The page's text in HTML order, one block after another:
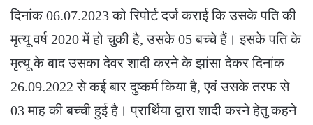
दिनांक 06.07.2023 को रिपोर्ट दर्ज कराई कि उसके पति की
मृत्यू वर्ष 2020 में हो चुकी है, उसके 05 बच्चे हैं। इसके पति के
मृत्यू के बाद उसका देवर शादी करने के झांसा देकर दिनांक
26.09.2022 से कई बार दुष्कर्म किया है, एवं उसके तरफ से
03 माह की बच्ची हुई है। प्रार्थिया द्वारा शादी करने हेतु कहने